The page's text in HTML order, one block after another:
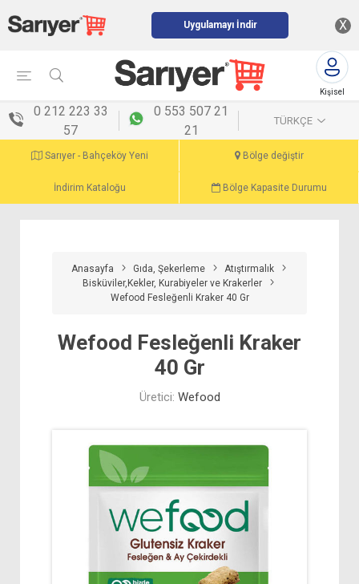
Uygulamayı İndir X
Kişisel
0 212 223 33
57
0 553 507 21
21
TÜRKÇE
Sarıyer - Bahçeköy Yeni Bölge değiştir
İndirim Kataloğu Bölge Kapasite Durumu
Anasayfa Gıda, Şekerleme
Atıştırmalık
Bisküviler,Kekler, Kurabiyeler ve Krakerler
Wefood Fesleğenli Kraker 40 Gr
Wefood Fesleğenli Kraker
40 Gr
Üretici: Wefood